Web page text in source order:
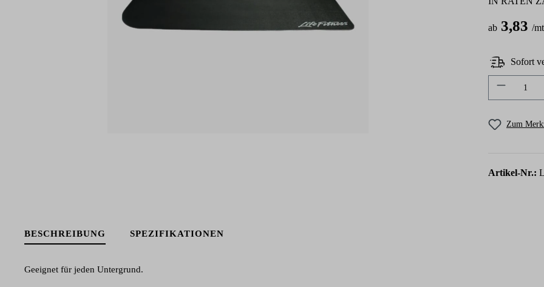
ab 3,83 /
Sofort
Zum
Artikel-Nr.:
BESCHREIBUNG
Geeignet für jeden Untergrund.
SPEZIFIKATIONEN